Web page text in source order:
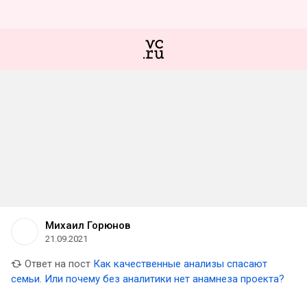
Михаил Горюнов
21.09.2021
Ответ на пост Как качественные анализы спасают
семьи. Или почему без аналитики нет анамнеза проекта?